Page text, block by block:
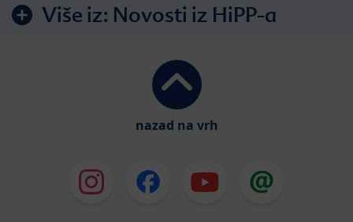
Više iz: Novosti iz HiPP-a
nazad na vrh